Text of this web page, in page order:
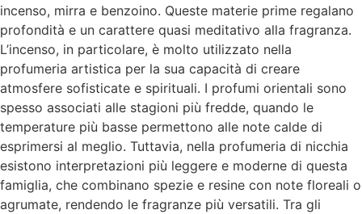
incenso, mirra e benzoino. Queste materie prime regalano
profondità e un carattere quasi meditativo alla fragranza.
L’incenso, in particolare, è molto utilizzato nella
profumeria artistica per la sua capacità di creare
atmosfere sofisticate e spirituali. I profumi orientali sono
spesso associati alle stagioni più fredde, quando le
temperature più basse permettono alle note calde di
esprimersi al meglio. Tuttavia, nella profumeria di nicchia
esistono interpretazioni più leggere e moderne di questa
famiglia, che combinano spezie e resine con note floreali o
agrumate, rendendo le fragranze più versatili. Tra gli